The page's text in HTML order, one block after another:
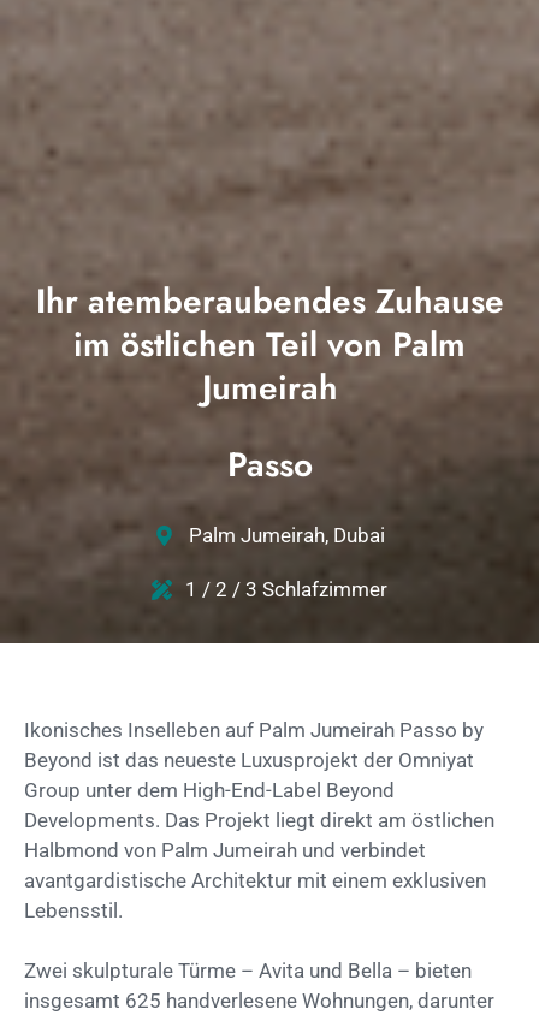
Ihr atemberaubendes Zuhause
im östlichen Teil von Palm
Jumeirah
Passo
Palm Jumeirah, Dubai
1 / 2 / 3 Schlafzimmer
Ikonisches Inselleben auf Palm Jumeirah Passo by
Beyond ist das neueste Luxusprojekt der Omniyat
Group unter dem High-End-Label Beyond
Developments. Das Projekt liegt direkt am östlichen
Halbmond von Palm Jumeirah und verbindet
avantgardistische Architektur mit einem exklusiven
Lebensstil.
Zwei skulpturale Türme – Avita und Bella – bieten
insgesamt 625 handverlesene Wohnungen, darunter